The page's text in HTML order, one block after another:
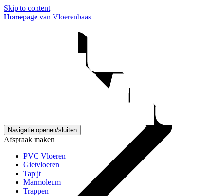
Skip to content
Homepage van Vloerenbaas
Navigatie openen/sluiten
Afspraak maken
PVC Vloeren
Gietvloeren
Tapijt
Marmoleum
Trappen
Home